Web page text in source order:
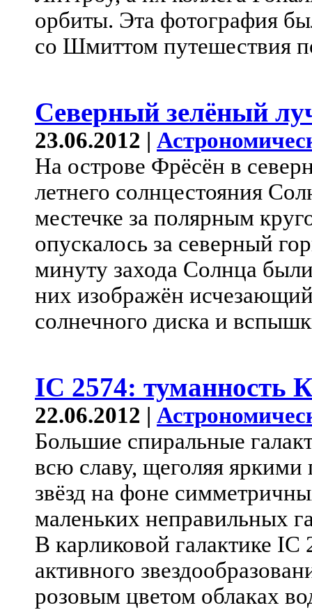
орбиты. Эта фотография
со Шмиттом путешествия
Северный зелёный
23.06.2012 |
На острове Фрёсён в
летнего солнцестояния
местечке за полярным
опускалось за северный
минуту захода Солнца
них изображён
солнечного диска и
IC 2574: туманность
22.06.2012 |
Большие спиральные
всю славу, щеголяя
звёзд на фоне
маленьких неправильных
В карликовой галактике
активного
розовым цветом облаках